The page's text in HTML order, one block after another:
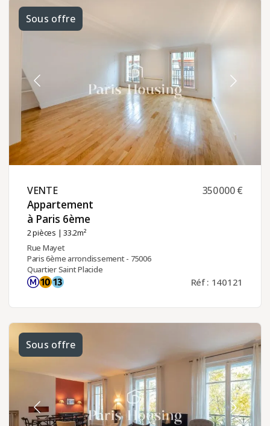
Sous offre
VENTE ​
Appartement
à Paris 6ème ​
2 pièces | 33.2m²
350 000 €
Rue Mayet
Paris 6ème arrondissement - 75006
Quartier Saint Placide
Réf : 140121
Sous offre